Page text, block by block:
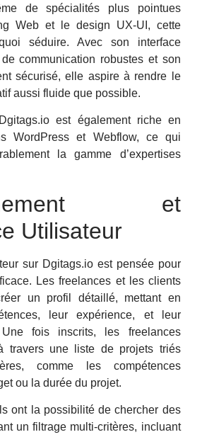
de spécialités plus pointues
Web et le design UX-UI, cette
séduire. Avec son interface
communication robustes et son
sécurisé, elle aspire à rendre le
aussi fluide que possible.
est également riche en
WordPress et Webflow, ce qui
la gamme d’expertises
et
Utilisateur
sur Dgitags.io est pensée pour
Les freelances et les clients
un profil détaillé, mettant en
leur expérience, et leur
Une fois inscrits, les freelances
travers une liste de projets triés
comme les compétences
ou la durée du projet.
ont la possibilité de chercher des
un filtrage multi-critères, incluant